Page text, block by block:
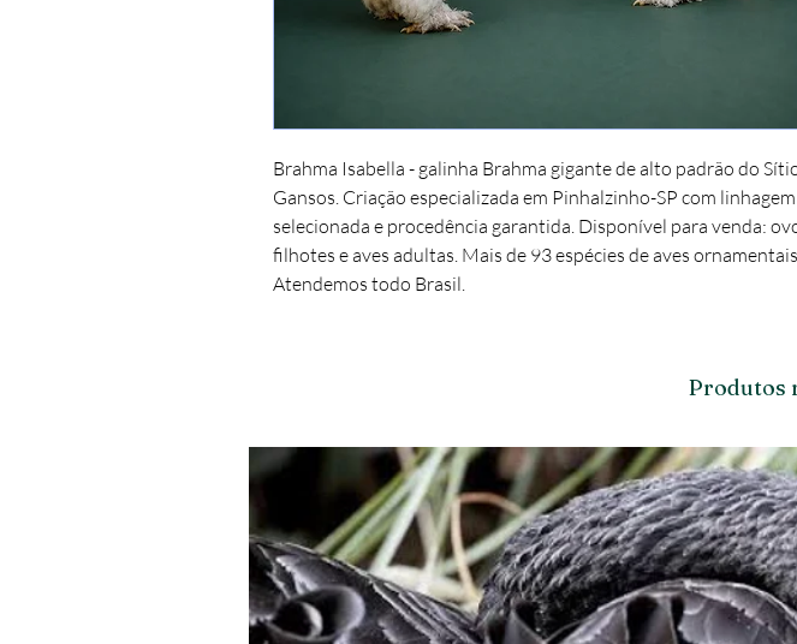
Brahma Isabella - galinha Brahma gigante de alto padrão do
Gansos. Criação especializada em Pinhalzinho-SP com linhagem
selecionada e procedência garantida. Disponível para venda:
filhotes e aves adultas. Mais de 93 espécies de aves
Atendemos todo Brasil.
Produtos